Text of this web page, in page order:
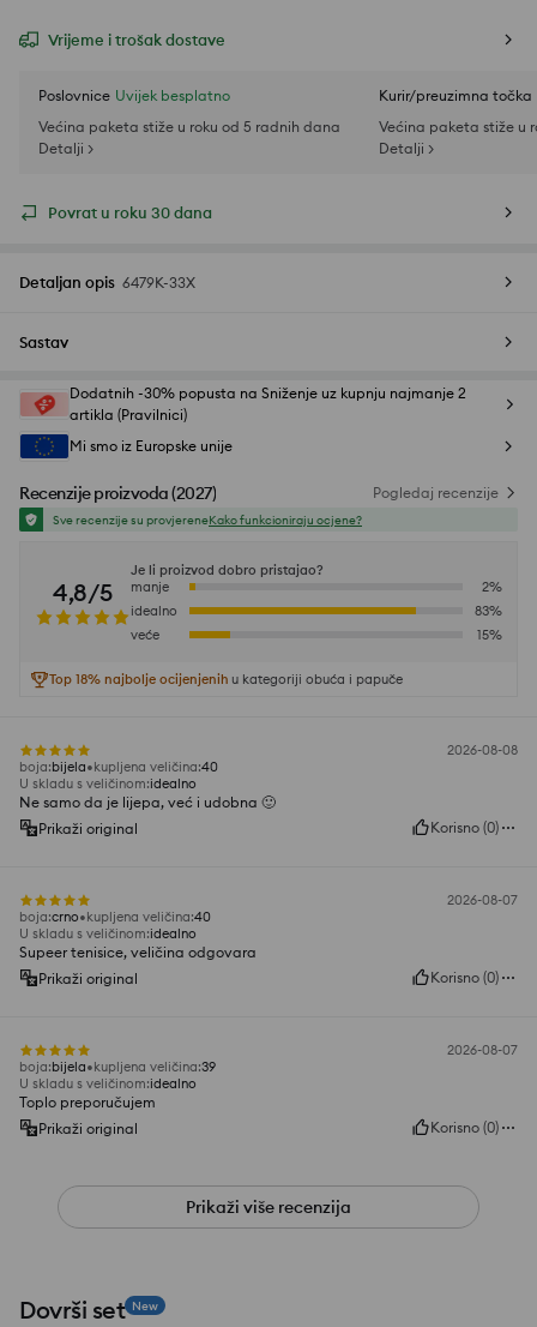
Vrijeme i trošak dostave
Poslovnice Uvijek besplatno
Većina paketa stiže u roku od 5 radnih dana
Detalji >
Kurir/preuzimna točka
Većina paketa stiže u
Detalji >
Povrat u roku 30 dana
Detaljan opis 6479K-33X
Sastav
Dodatnih -30% popusta na Sniženje uz kupnju najmanje 2
artikla (Pravilnici)
Mi smo iz Europske unije
Recenzije proizvoda(2027) Pogledaj recenzije
Sve recenzije su provjereneKako funkcioniraju ocjene?
4,8/5
Je li proizvod dobro pristajao?
manje
2%
idealno
83%
veće
15%
Top 18% najbolje ocijenjenih u kategoriji obuća i papuče
2026-08-08
boja:bijela kupljena veličina:40
U skladu s veličinom:idealno
Ne samo da je lijepa, već i udobna 🙂
Prikaži original
Korisno (0)
2026-08-07
boja:crno kupljena veličina:40
U skladu s veličinom:idealno
Supeer tenisice, veličina odgovara
Prikaži original
Korisno (0)
2026-08-07
boja:bijela kupljena veličina:39
U skladu s veličinom:idealno
Toplo preporučujem
Prikaži original
Korisno (0)
Prikaži više recenzija
Dovrši set New